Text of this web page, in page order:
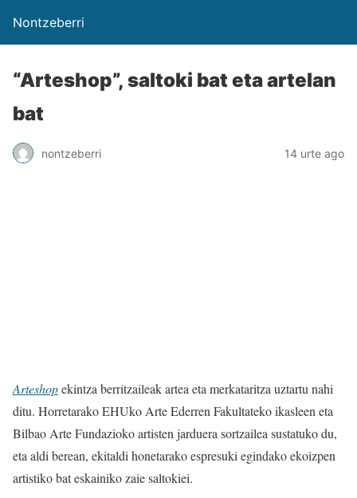
Nontzeberri
“Arteshop”, saltoki bat eta artelan
bat
nontzeberri 14 urte ago
Arteshopekintza berritzaileak artea eta merkataritza uztartu nahi
ditu. Horretarako EHUko Arte Ederren Fakultateko ikasleen eta
Bilbao Arte Fundazioko artisten jarduera sortzailea sustatuko du,
eta aldi berean, ekitaldi honetarako espresuki egindako ekoizpen
artistiko bat eskainiko zaie saltokiei.